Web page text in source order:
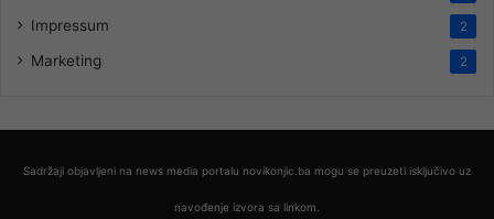
Impressum 2
Marketing 2
Sadržaji objavljeni na news media portalu novikonjic.ba mogu se preuzeti isključivo uz
navođenje izvora sa linkom.